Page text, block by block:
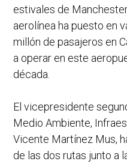
estivales de
aerolínea ha puesto en
millón de pasajeros en
a operar en este
década.
El vicepresidente
Medio Ambiente,
Vicente Martínez Mus,
de las dos rutas junto a